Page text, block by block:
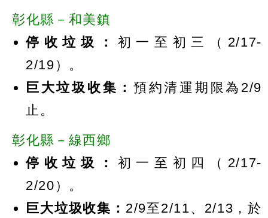
彰化縣－和美鎮
停收垃圾： 初一至初三（2/17-
2/19）。
巨大垃圾收集：預約清運期限為2/9
止。
彰化縣－線西鄉
停收垃圾： 初一至初四（2/17-
2/20）。
巨大垃圾收集： 2/9至2/11、2/13，於